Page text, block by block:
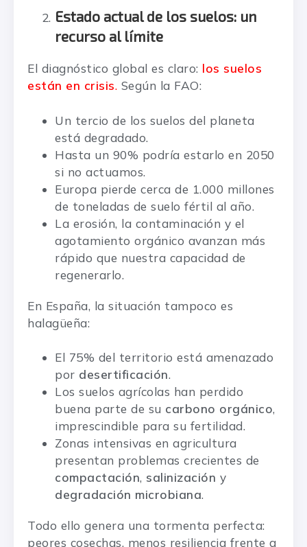
Estado actual de los suelos: un
recurso al límite
El diagnóstico global es claro: los suelos
están en crisis. Según la FAO:
Un tercio de los suelos del planeta
está degradado.
Hasta un 90% podría estarlo en 2050
si no actuamos.
Europa pierde cerca de 1.000 millones
de toneladas de suelo fértil al año.
La erosión, la contaminación y el
agotamiento orgánico avanzan más
rápido que nuestra capacidad de
regenerarlo.
En España, la situación tampoco es
halagüeña:
El 75% del territorio está amenazado
por desertificación.
Los suelos agrícolas han perdido
buena parte de su carbono orgánico,
imprescindible para su fertilidad.
Zonas intensivas en agricultura
presentan problemas crecientes de
compactación, salinización y
degradación microbiana.
Todo ello genera una tormenta perfecta:
peores cosechas, menos resiliencia frente a